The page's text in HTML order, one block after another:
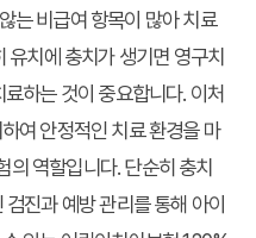
는 비급여 항목이 많아 치료
유치에 충치가 생기면 영구치
하는 것이 중요합니다. 이처
여 안정적인 치료 환경을 마
의 역할입니다. 단순히 충치
진과 예방 관리를 통해 아이